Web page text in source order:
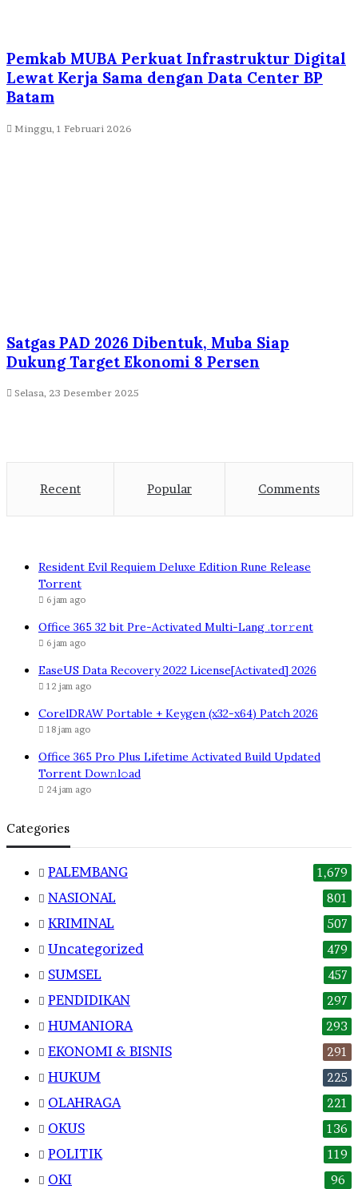
Pemkab MUBA Perkuat Infrastruktur Digital
Lewat Kerja Sama dengan Data Center BP
Batam
Minggu, 1 Februari 2026
Satgas PAD 2026 Dibentuk, Muba Siap
Dukung Target Ekonomi 8 Persen
Selasa, 23 Desember 2025
Recent Popular Comments
Resident Evil Requiem Deluxe Edition Rune Release
Torrent
6 jam ago
Office 365 32 bit Pre-Activated Multi-Lang .tоr𝚛еnt
6 jam ago
EaseUS Data Recovery 2022 License[Activated] 2026
12 jam ago
CorelDRAW Portable + Keygen (x32-x64) Patch 2026
18 jam ago
Office 365 Pro Plus Lifetime Activated Build Updated
Torrent Dow𝚗l𝚘аd
24 jam ago
Categories
PALEMBANG 1,679
NASIONAL 801
KRIMINAL 507
Uncategorized 479
SUMSEL 457
PENDIDIKAN 297
HUMANIORA 293
EKONOMI & BISNIS 291
HUKUM 225
OLAHRAGA 221
OKUS 136
POLITIK 119
OKI 96